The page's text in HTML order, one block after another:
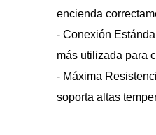
encienda
- Conexión
más utilizada para
- Máxima
soporta altas